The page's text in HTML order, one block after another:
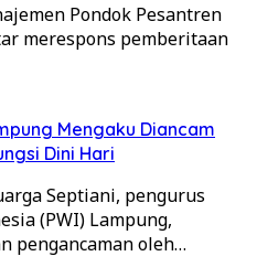
Pondok Pesantren
merespons pemberitaan
Mengaku Diancam
Dini Hari
Septiani, pengurus
(PWI) Lampung,
pengancaman oleh…